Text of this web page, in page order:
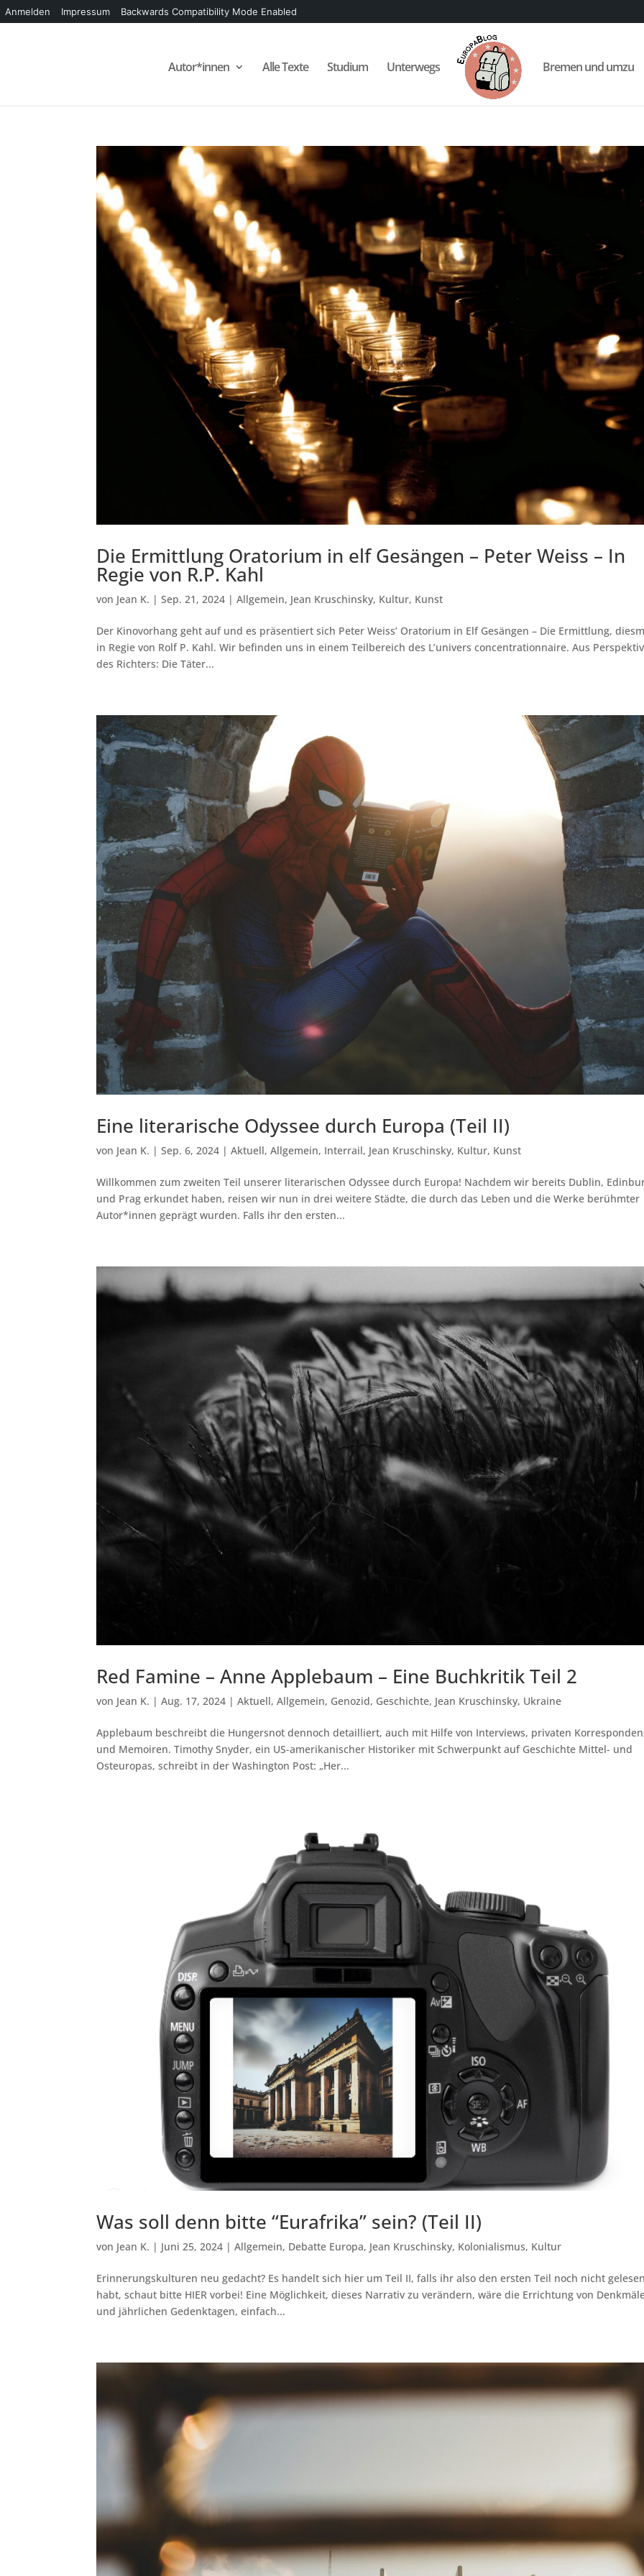
Anmelden Impressum Backwards Compatibility Mode Enabled
Autor*innen Alle Texte Studium Unterwegs Bremen und umzu
Die Ermittlung Oratorium in elf Gesängen – Peter Weiss – In
Regie von R.P. Kahl
von Jean K. |Sep. 21, 2024 |Allgemein, Jean Kruschinsky, Kultur, Kunst
Der Kinovorhang geht auf und es präsentiert sich Peter Weiss’ Oratorium in Elf Gesängen – Die Ermittlung,
in Regie von Rolf P. Kahl. Wir befinden uns in einem Teilbereich des L’univers concentrationnaire. Aus
des Richters: Die Täter...
Eine literarische Odyssee durch Europa (Teil II)
von Jean K. |Sep. 6, 2024 |Aktuell,Allgemein, Interrail, Jean Kruschinsky, Kultur, Kunst
Willkommen zum zweiten Teil unserer literarischen Odyssee durch Europa! Nachdem wir bereits Dublin,
und Prag erkundet haben, reisen wir nun in drei weitere Städte, die durch das Leben und die Werke berühmter
Autor*innen geprägt wurden. Falls ihr den ersten...
Red Famine – Anne Applebaum – Eine Buchkritik Teil 2
von Jean K. |Aug. 17, 2024 |Aktuell,Allgemein, Genozid, Geschichte, Jean Kruschinsky, Ukraine
Applebaum beschreibt die Hungersnot dennoch detailliert, auch mit Hilfe von Interviews, privaten
und Memoiren. Timothy Snyder, ein US-amerikanischer Historiker mit Schwerpunkt auf Geschichte Mittel- und
Osteuropas, schreibt in der Washington Post: „Her...
Was soll denn bitte “Eurafrika” sein? (Teil II)
von Jean K. | Juni 25, 2024 |Allgemein, Debatte Europa, Jean Kruschinsky, Kolonialismus, Kultur
Erinnerungskulturen neu gedacht? Es handelt sich hier um Teil II, falls ihr also den ersten Teil noch nicht
habt, schaut bitte HIER vorbei! Eine Möglichkeit, dieses Narrativ zu verändern, wäre die Errichtung von
und jährlichen Gedenktagen, einfach...